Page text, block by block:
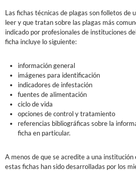
Las fichas técnicas de plagas son folletos de
leer y que tratan sobre las plagas más
indicado por profesionales de instituciones
ficha incluye lo siguiente:
información general
imágenes para identificación
indicadores de infestación
fuentes de alimentación
ciclo de vida
opciones de control y tratamiento
referencias bibliográficas sobre la
ficha en particular.
A menos de que se acredite a una institución
estas fichas han sido desarrolladas por los